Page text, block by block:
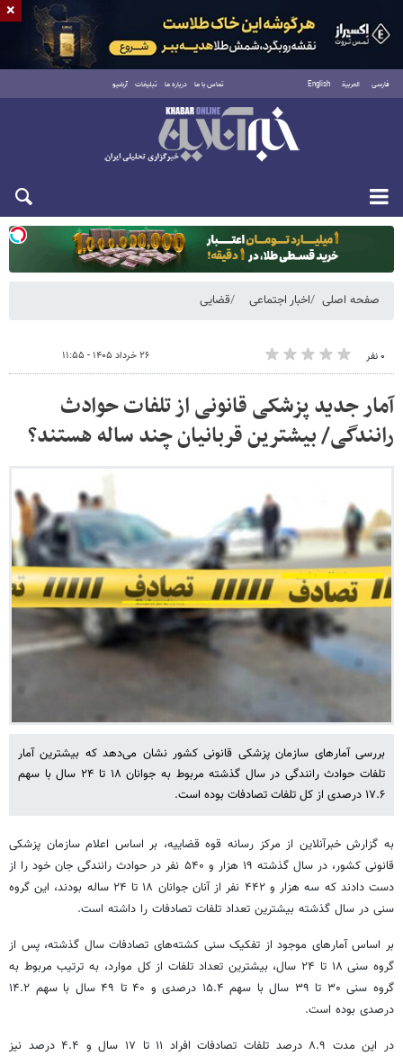
فارسی العربية English تماس با ما درباره ما تبلیغات آرشیو
دوشنبه ۱۹ مرداد ۱۴۰۵
صفحه اصلی اخبار اجتماعی قضایی
۰ نفر ۲۶ خرداد ۱۴۰۵ - ۱۱:۵۵
آمار جدید پزشکی قانونی از تلفات حوادث
رانندگی/ بیشترین قربانیان چند ساله هستند؟
بررسی آمارهای سازمان پزشکی قانونی کشور نشان می‌دهد که بیشترین آمار
تلفات حوادث رانندگی در سال گذشته مربوط به جوانان ۱۸ تا ۲۴ سال با سهم
۱۷.۶ درصدی از کل تلفات تصادفات بوده است.
به گزارش خبرآنلاین از مرکز رسانه قوه قضاییه، بر اساس اعلام سازمان پزشکی
قانونی کشور، در سال گذشته ۱۹ هزار و ۵۴۰ نفر در حوادث رانندگی جان خود را از
دست دادند که سه هزار و ۴۴۲ نفر از آنان جوانان ۱۸ تا ۲۴ ساله بودند، این گروه
سنی در سال گذشته بیشترین تعداد تلفات تصادفات را داشته است.
بر اساس آمارهای موجود از تفکیک سنی کشته‌های تصادفات سال گذشته، پس از
گروه سنی ۱۸ تا ۲۴ سال، بیشترین تعداد تلفات از کل موارد، به ترتیب مربوط به
گروه سنی ۳۰ تا ۳۹ سال با سهم ۱۵.۴ درصدی و ۴۰ تا ۴۹ سال با سهم ۱۴.۲
درصدی بوده است.
در این مدت ۸.۹ درصد تلفات تصادفات افراد ۱۱ تا ۱۷ سال و ۴.۴ درصد نیز
×